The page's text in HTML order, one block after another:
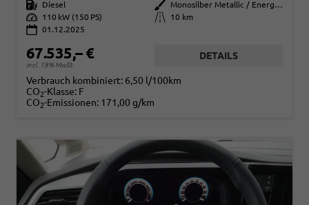
Kraftstoff
Diesel Außenfarbe
Monosilber Metallic / Energetic Orange Metallic
Leistung
110 kW (150 PS) Kilometerstand
10 km
01.12.2025
67.535,– €
incl. 19% MwSt.
DETAILS
Verbrauch kombiniert: 6,50 l/100km
CO2-Klasse: F
CO2-Emissionen: 171,00 g/km